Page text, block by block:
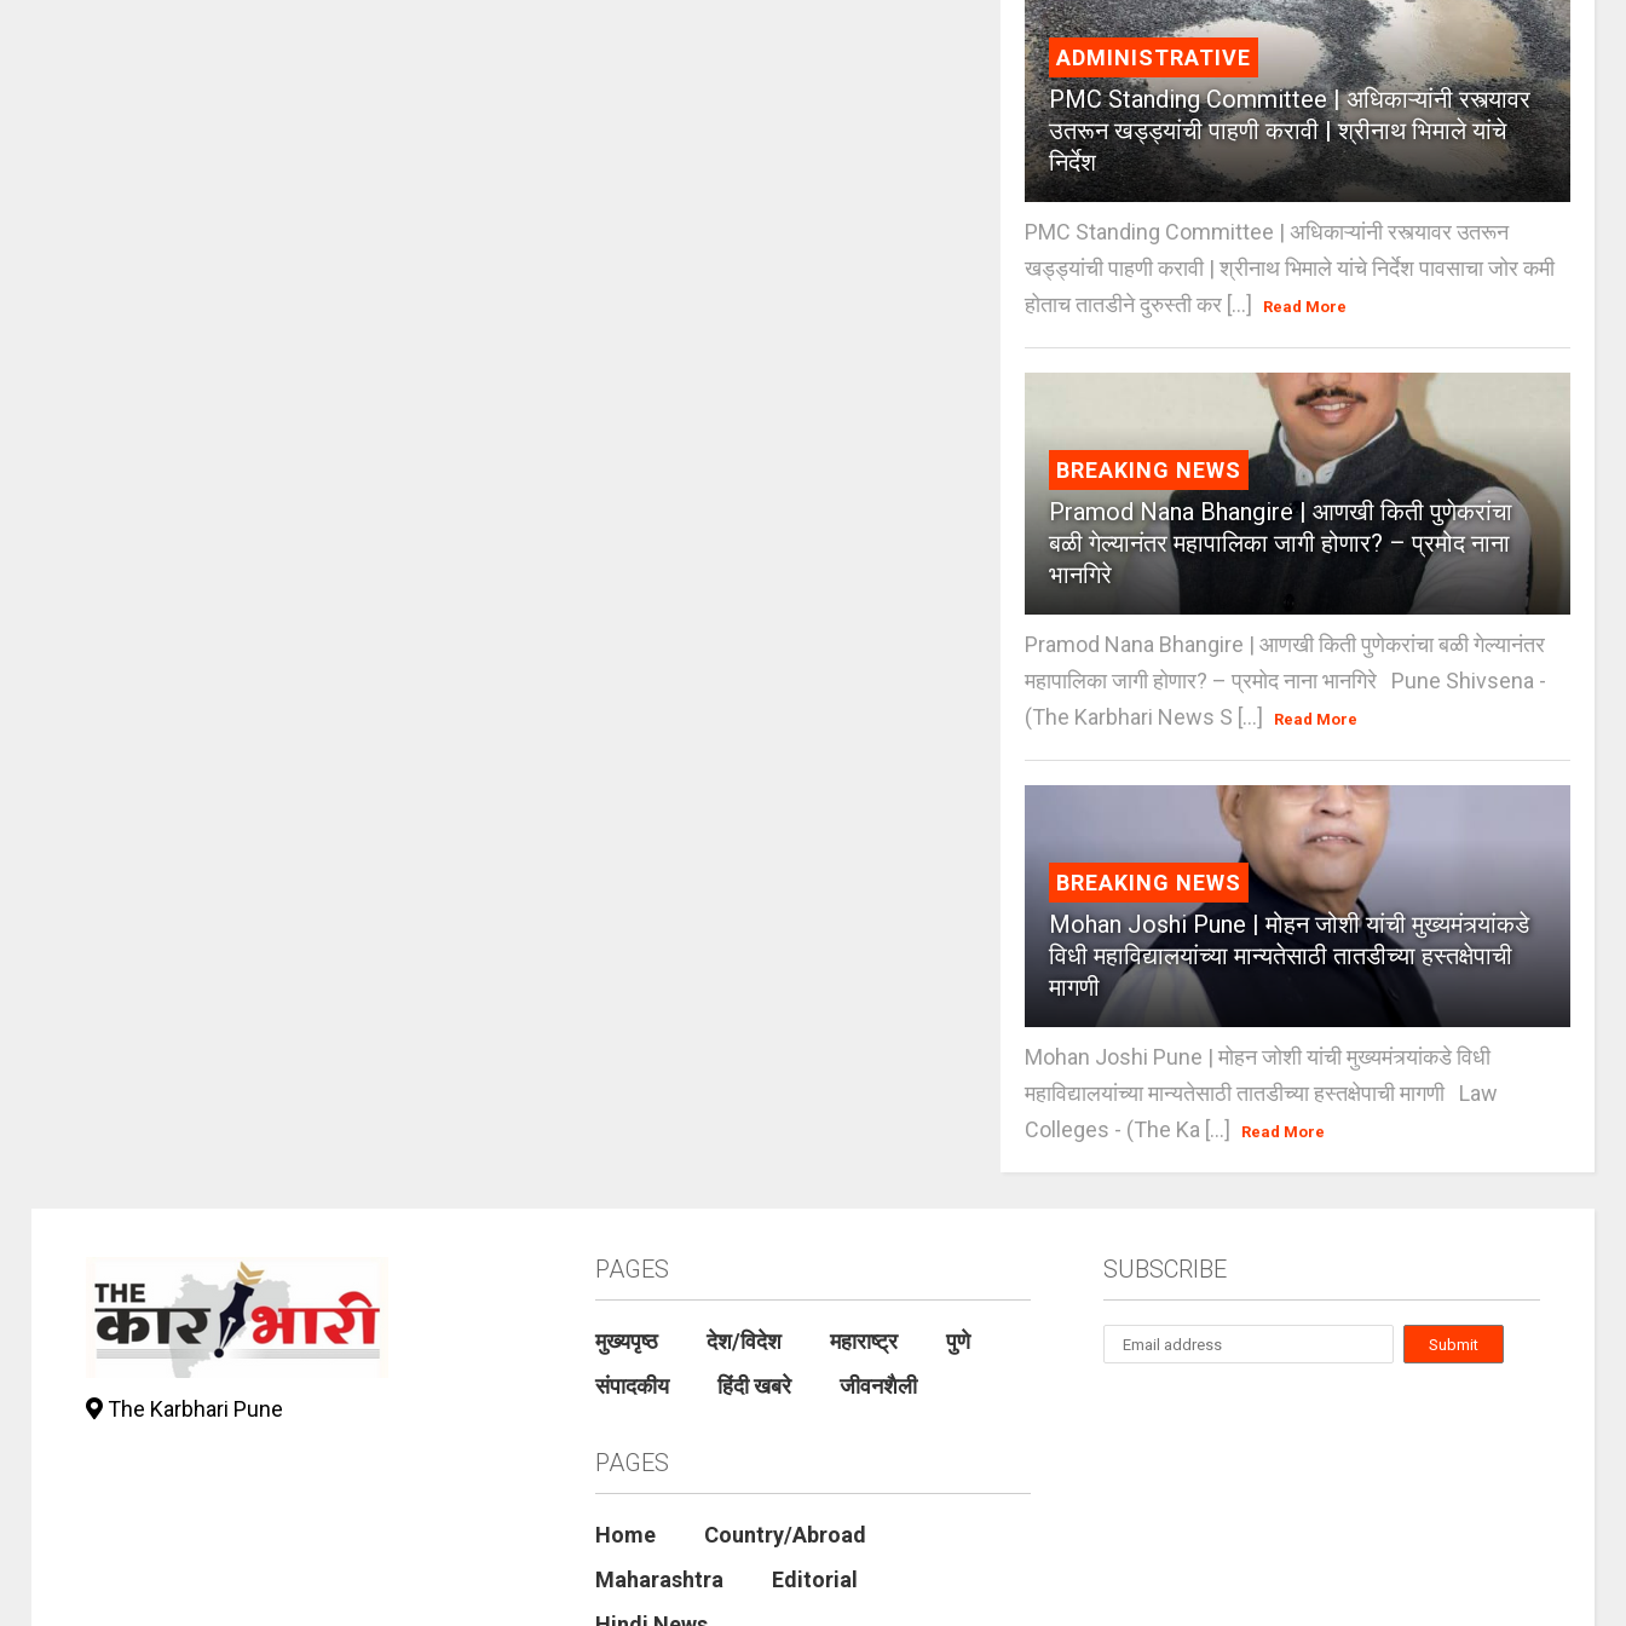
ADMINISTRATIVE
PMC Standing Committee | अधिकाऱ्यांनी रस्त्यावर
उतरून खड्ड्यांची पाहणी करावी | श्रीनाथ भिमाले यांचे
निर्देश
PMC Standing Committee | अधिकाऱ्यांनी रस्त्यावर उतरून
खड्ड्यांची पाहणी करावी | श्रीनाथ भिमाले यांचे निर्देश पावसाचा जोर कमी
होताच तातडीने दुरुस्ती कर [...]
Read More
BREAKING NEWS
Pramod Nana Bhangire | आणखी किती पुणेकरांचा
बळी गेल्यानंतर महापालिका जागी होणार? – प्रमोद नाना
भानगिरे
Pramod Nana Bhangire | आणखी किती पुणेकरांचा बळी गेल्यानंतर
महापालिका जागी होणार? – प्रमोद नाना भानगिरे Pune Shivsena -
(The Karbhari News S [...]
Read More
BREAKING NEWS
Mohan Joshi Pune | मोहन जोशी यांची मुख्यमंत्र्यांकडे
विधी महाविद्यालयांच्या मान्यतेसाठी तातडीच्या हस्तक्षेपाची
मागणी
Mohan Joshi Pune | मोहन जोशी यांची मुख्यमंत्र्यांकडे विधी
महाविद्यालयांच्या मान्यतेसाठी तातडीच्या हस्तक्षेपाची मागणी Law
Colleges - (The Ka [...]
Read More
The Karbhari Pune
PAGES
मुख्यपृष्ठ देश/विदेश महाराष्ट्र
पुणे
संपादकीय
हिंदी खबरे जीवनशैली
PAGES
Home
Country/Abroad
Maharashtra
Editorial
SUBSCRIBE